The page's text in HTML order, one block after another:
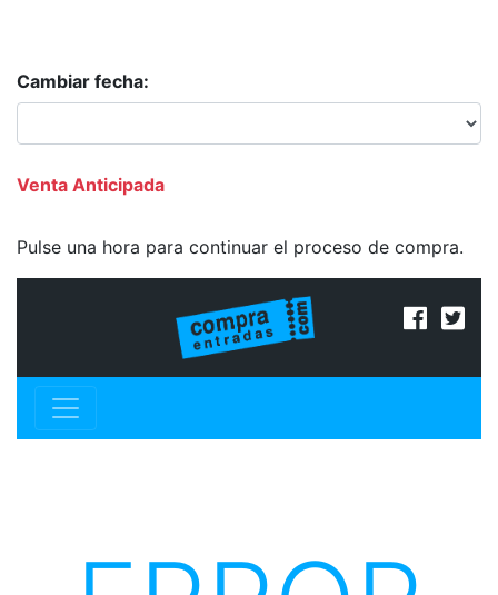
Cambiar fecha:
Venta Anticipada
Pulse una hora para continuar el proceso de compra.